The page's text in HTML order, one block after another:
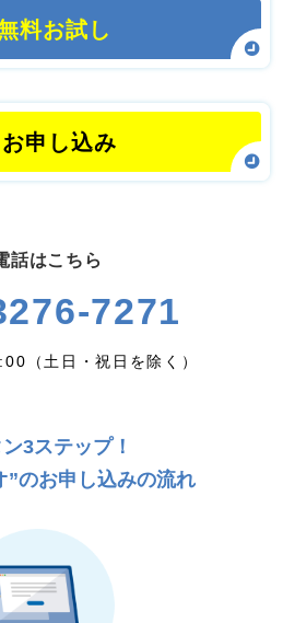
料お試し
お申し込み
話はこちら
7271
（土日・祝日を除く）
3ステップ！
”のお申し込みの流れ